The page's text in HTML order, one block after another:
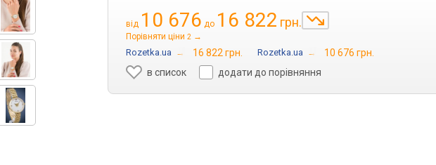
від 10 676 до 16 822 грн.
Порівняти ціни 2 →
Rozetka.ua → 16 822 грн. Rozetka.ua →
10 676 грн.
в список
додати до порівняння